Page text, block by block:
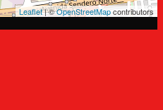
Leaflet| ©OpenStreetMapcontributors